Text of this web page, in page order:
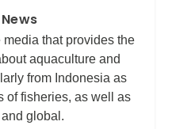
that provides the
aquaculture and
from Indonesia as
of fisheries, as well as
global.